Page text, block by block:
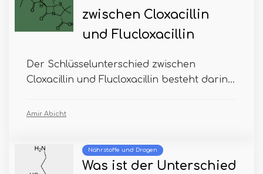
zwischen Cloxacillin
und Flucloxacillin
Der Schlüsselunterschied zwischen
Cloxacillin und Flucloxacillin besteht darin...
Amir Abicht
Nährstoffe und Drogen
Was ist der Unterschied